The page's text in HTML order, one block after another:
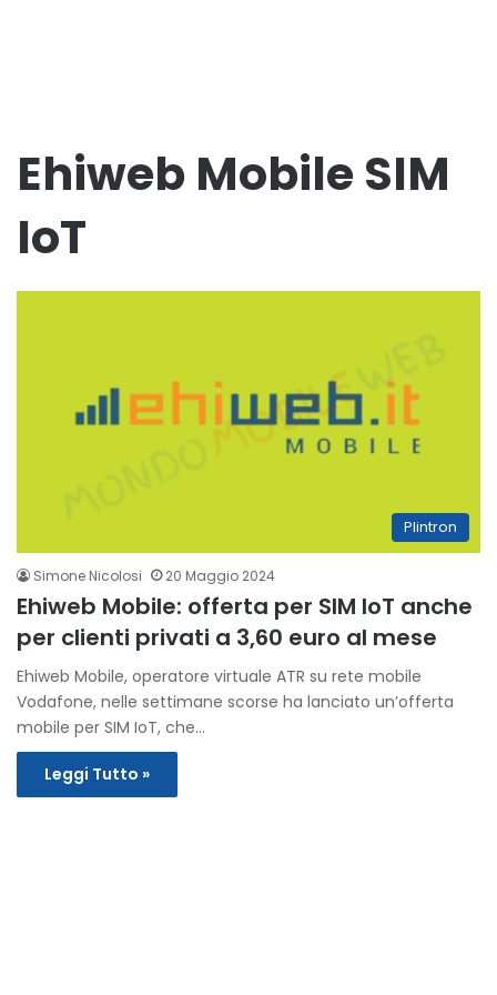
Ehiweb Mobile SIM
IoT
Plintron
Simone Nicolosi 20 Maggio 2024
Ehiweb Mobile: offerta per SIM IoT anche
per clienti privati a 3,60 euro al mese
Ehiweb Mobile, operatore virtuale ATR su rete mobile
Vodafone, nelle settimane scorse ha lanciato un’offerta
mobile per SIM IoT, che…
Leggi Tutto »